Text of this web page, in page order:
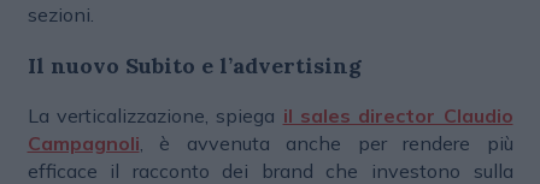
sezioni.
Il nuovo Subito e l’advertising
La verticalizzazione, spiega il sales director Claudio
Campagnoli , è avvenuta anche per rendere più
efficace il racconto dei brand che investono sulla